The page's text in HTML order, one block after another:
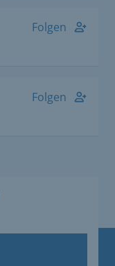
Folgen
Folgen